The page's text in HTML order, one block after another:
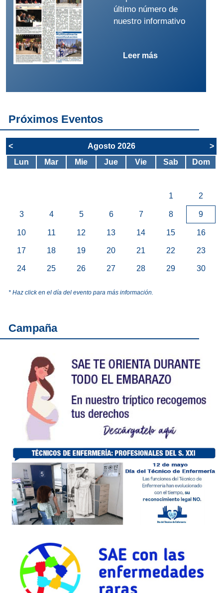
último número de
nuestro informativo
Leer más
Próximos Eventos
< Agosto 2026
>
Lun
Mar Mie Jue Vie Sab Dom
1 2
3 4 5 6 7 8 9
10 11 12 13 14 15 16
17 18 19 20 21 22 23
24 25 26 27 28 29 30
* Haz click en el día del evento para más información.
Campaña